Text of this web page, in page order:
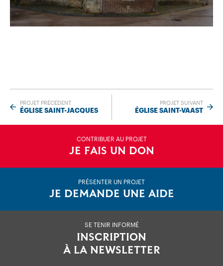
PROJET PRÉCÉDENT
ÉGLISE SAINT-JACQUES
PROJET SUIVANT
ÉGLISE SAINT-VAAST
CONTRIBUER AU PROJET
JE FAIS UN DON
PRÉSENTER UN PROJET
JE DEMANDE UNE AIDE
SE TENIR INFORMÉ
INSCRIPTION
À LA NEWSLETTER